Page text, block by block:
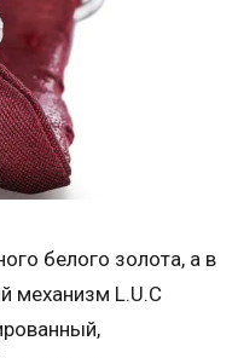
белого золота, а в
механизм L.U.C